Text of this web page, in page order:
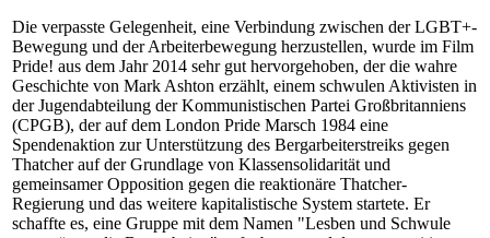
Die verpasste Gelegenheit, eine Verbindung zwischen der LGBT+-
Bewegung und der Arbeiterbewegung herzustellen, wurde im Film
Pride! aus dem Jahr 2014 sehr gut hervorgehoben, der die wahre
Geschichte von Mark Ashton erzählt, einem schwulen Aktivisten in
der Jugendabteilung der Kommunistischen Partei Großbritanniens
(CPGB), der auf dem London Pride Marsch 1984 eine
Spendenaktion zur Unterstützung des Bergarbeiterstreiks gegen
Thatcher auf der Grundlage von Klassensolidarität und
gemeinsamer Opposition gegen die reaktionäre Thatcher-
Regierung und das weitere kapitalistische System startete. Er
schaffte es, eine Gruppe mit dem Namen "Lesben und Schwule